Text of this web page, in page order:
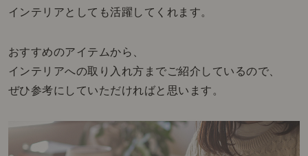
インテリアとしても活躍してくれます。
おすすめのアイテムから、
インテリアへの取り入れ方までご紹介しているので、
ぜひ参考にしていただければと思います。